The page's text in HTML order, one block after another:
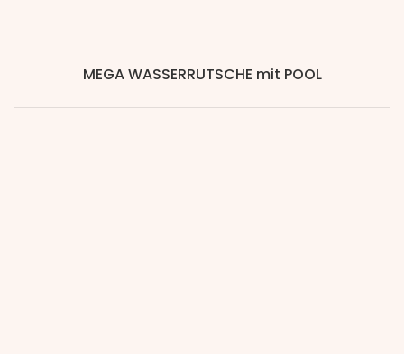
MEGA WASSERRUTSCHE mit POOL